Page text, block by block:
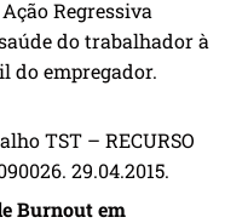
Regressiva
do trabalhador à
do empregador.
TST – RECURSO
29.04.2015.
Burnout em